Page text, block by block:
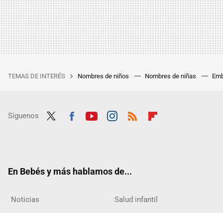
TEMAS DE INTERÉS Nombres de niños Nombres de niñas
Síguenos
En Bebés y más hablamos de...
Noticias Salud infantil